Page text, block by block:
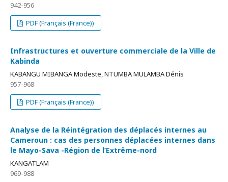
942-956
PDF (Français (France))
Infrastructures et ouverture commerciale de la Ville de
Kabinda
KABANGU MIBANGA Modeste, NTUMBA MULAMBA Dénis
957-968
PDF (Français (France))
Analyse de la Réintégration des déplacés internes au
Cameroun : cas des personnes déplacées internes dans
le Mayo-Sava -Région de l’Extrême-nord
KANGATLAM
969-988